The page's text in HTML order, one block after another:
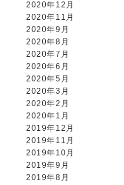
2020年12月
2020年11月
2020年9月
2020年8月
2020年7月
2020年6月
2020年5月
2020年3月
2020年2月
2020年1月
2019年12月
2019年11月
2019年10月
2019年9月
2019年8月